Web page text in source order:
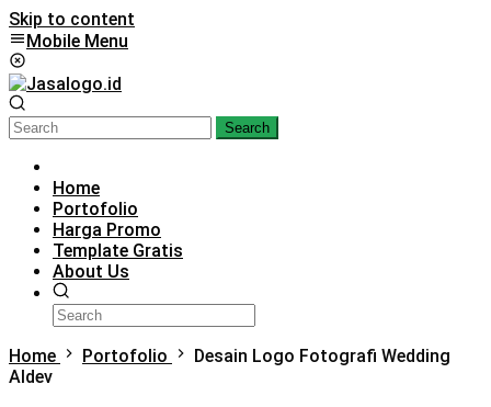
Skip to content
Mobile Menu
Search
Home
Portofolio
Harga Promo
Template Gratis
About Us
Home Portofolio
Desain Logo Fotografi Wedding
Aldev